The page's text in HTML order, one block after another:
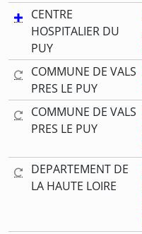
CENTRE
HOSPITALIER DU
PUY
COMMUNE DE VALS
PRES LE PUY
COMMUNE DE VALS
PRES LE PUY
DEPARTEMENT DE
LA HAUTE LOIRE